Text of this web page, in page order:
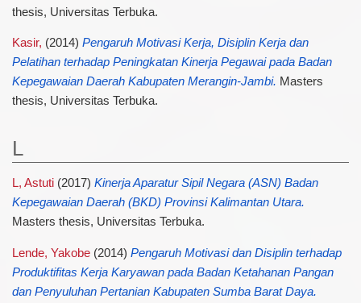
thesis, Universitas Terbuka.
Kasir, (2014) Pengaruh Motivasi Kerja, Disiplin Kerja dan
Pelatihan terhadap Peningkatan Kinerja Pegawai pada Badan
Kepegawaian Daerah Kabupaten Merangin-Jambi. Masters
thesis, Universitas Terbuka.
L
L, Astuti(2017) Kinerja Aparatur Sipil Negara (ASN) Badan
Kepegawaian Daerah (BKD) Provinsi Kalimantan Utara.
Masters thesis, Universitas Terbuka.
Lende, Yakobe(2014) Pengaruh Motivasi dan Disiplin terhadap
Produktifitas Kerja Karyawan pada Badan Ketahanan Pangan
dan Penyuluhan Pertanian Kabupaten Sumba Barat Daya.